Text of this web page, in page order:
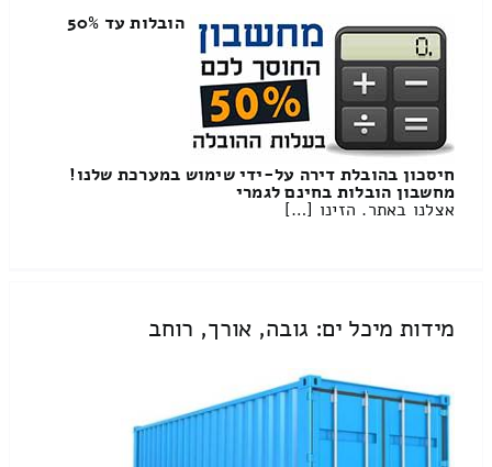
הובלות עד 50%
חיסכון בהובלת דירה על-ידי שימוש במערכת שלנו!
מחשבון הובלות בחינם לגמרי
אצלנו באתר. הזינו […]
מידות מיכל ים: גובה, אורך, רוחב